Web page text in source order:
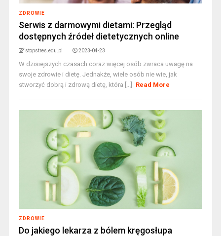
ZDROWIE
Serwis z darmowymi dietami: Przegląd
dostępnych źródeł dietetycznych online
stopstres.edu.pl 2023-04-23
W dzisiejszych czasach coraz więcej osób zwraca uwagę na
swoje zdrowie i dietę. Jednakże, wiele osób nie wie, jak
stworzyć dobrą i zdrową dietę, która [...]
Read More
ZDROWIE
Do jakiego lekarza z bólem kręgosłupa